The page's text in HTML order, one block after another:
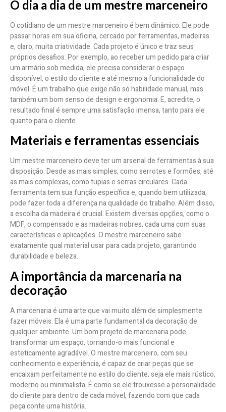
O dia a dia de um mestre marceneiro
O cotidiano de um mestre marceneiro é bem dinâmico. Ele pode
passar horas em sua oficina, cercado por ferramentas, madeiras
e, claro, muita criatividade. Cada projeto é único e traz seus
próprios desafios. Por exemplo, ao receber um pedido para criar
um armário sob medida, ele precisa considerar o espaço
disponível, o estilo do cliente e até mesmo a funcionalidade do
móvel. É um trabalho que exige não só habilidade manual, mas
também um bom senso de design e ergonomia. E, acredite, o
resultado final é sempre uma satisfação imensa, tanto para ele
quanto para o cliente.
Materiais e ferramentas essenciais
Um mestre marceneiro deve ter um arsenal de ferramentas à sua
disposição. Desde as mais simples, como serrotes e formões, até
as mais complexas, como tupias e serras circulares. Cada
ferramenta tem sua função específica e, quando bem utilizada,
pode fazer toda a diferença na qualidade do trabalho. Além disso,
a escolha da madeira é crucial. Existem diversas opções, como o
MDF, o compensado e as madeiras nobres, cada uma com suas
características e aplicações. O mestre marceneiro sabe
exatamente qual material usar para cada projeto, garantindo
durabilidade e beleza.
A importância da marcenaria na
decoração
A marcenaria é uma arte que vai muito além de simplesmente
fazer móveis. Ela é uma parte fundamental da decoração de
qualquer ambiente. Um bom projeto de marcenaria pode
transformar um espaço, tornando-o mais funcional e
esteticamente agradável. O mestre marceneiro, com seu
conhecimento e experiência, é capaz de criar peças que se
encaixam perfeitamente no estilo do cliente, seja ele mais rústico,
moderno ou minimalista. É como se ele trouxesse a personalidade
do cliente para dentro de cada móvel, fazendo com que cada
peça conte uma história.